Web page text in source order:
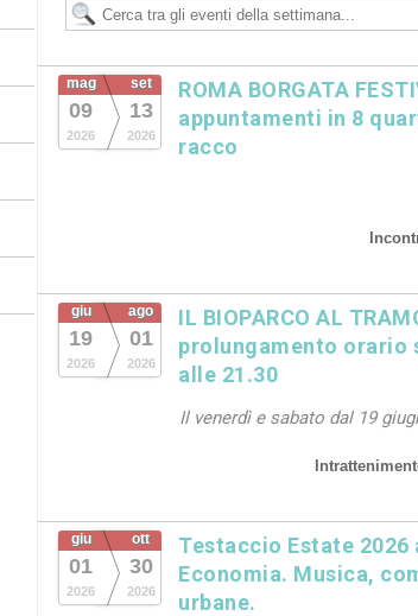
mag
09
2026
set
13
2026
ROMA BORGATA
appuntamenti in 8
racco
giu
19
2026
ago
01
2026
IL BIOPARCO AL
prolungamento orario
alle 21.30
Il venerdì e sabato dal 19
giu
01
2026
ott
30
2026
Testaccio Estate 2026
Economia. Musica,
urbane.